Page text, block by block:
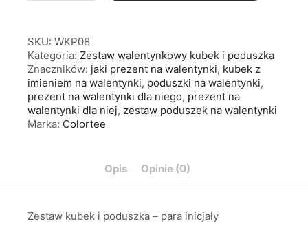
SKU: WKP08
Kategoria: Zestaw walentynkowy kubek i poduszka
Znaczników: jaki prezent na walentynki, kubek z
imieniem na walentynki, poduszki na walentynki,
prezent na walentynki dla niego, prezent na
walentynki dla niej, zestaw poduszek na walentynki
Marka: Colortee
Opis Opinie (0)
Zestaw kubek i poduszka – para inicjały